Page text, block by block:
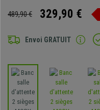
489,90 € 329,90 €
Envoi GRATUIT